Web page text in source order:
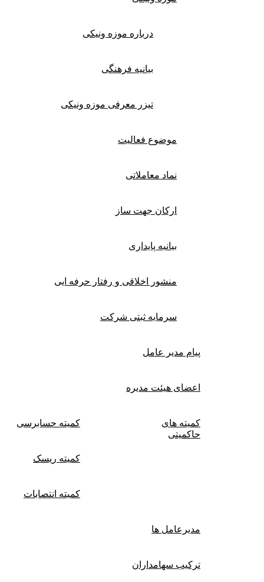
درباره موزه ونیکی
بیانیه فرهنگی
تیزر معرفی موزه ونیکی
موضوع فعالیت
نماد معاملاتی
ارکان جهت ساز
بیانیه پایداری
منشور اخلاقی و رفتار حرفه ایی
سرمایه ثبتی شرکت
پیام مدیر عامل
اعضای هیئت مدیره
کمیته های
حاکمیتی
کمیته حسابرسی
کمیته ریسک
کمیته انتصابات
مدیرعامل ها
ترکیب سهامداران